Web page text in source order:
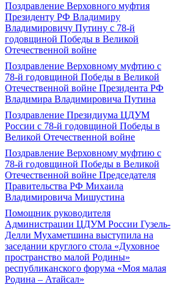
Поздравление Верховного муфтия
Президенту РФ Владимиру
Владимировичу Путину с 78-й
годовщиной Победы в Великой
Отечественной войне
Поздравление Верховному муфтию с
78-й годовщиной Победы в Великой
Отечественной войне Президента РФ
Владимира Владимировича Путина
Поздравление Президиума ЦДУМ
России с 78-й годовщиной Победы в
Великой Отечественной войне
Поздравление Верховному муфтию с
78-й годовщиной Победы в Великой
Отечественной войне Председателя
Правительства РФ Михаила
Владимировича Мишустина
Помощник руководителя
Администрации ЦДУМ России Гузель-
Делли Мухаметшина выступила на
заседании круглого стола «Духовное
пространство малой Родины»
республиканского форума «Моя малая
Родина – Атайсал»